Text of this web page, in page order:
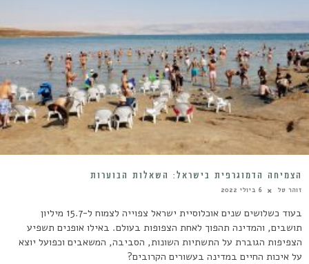
הצמיחה הדמוגרפית בישראל: השאלות הבוערות
זוהר טל 6 ביולי 2022
בעוד כשלושים שנים אוכלוסיית ישראל צפוייה לצמוח ל-15.7 מיליון
תושבים, והמדינה תהפוך לאחת הצפופות בעולם. באילו אופנים תשפיע
הצפיפות הגוברת על התשתיות השונות, הסביבה, המשאבים וכפועל יוצא
על איכות החיים במדינה בעשורים הקרובים?